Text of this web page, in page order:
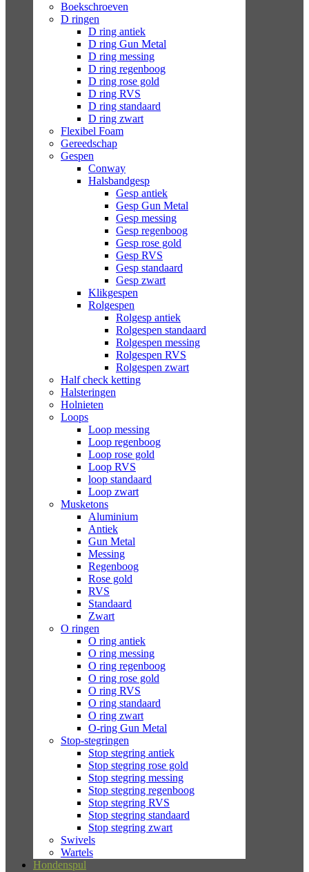
Boekschroeven
D ringen
D ring antiek
D ring Gun Metal
D ring messing
D ring regenboog
D ring rose gold
D ring RVS
D ring standaard
D ring zwart
Flexibel Foam
Gereedschap
Gespen
Conway
Halsbandgesp
Gesp antiek
Gesp Gun Metal
Gesp messing
Gesp regenboog
Gesp rose gold
Gesp RVS
Gesp standaard
Gesp zwart
Klikgespen
Rolgespen
Rolgesp antiek
Rolgespen standaard
Rolgespen messing
Rolgespen RVS
Rolgespen zwart
Half check ketting
Halsteringen
Holnieten
Loops
Loop messing
Loop regenboog
Loop rose gold
Loop RVS
loop standaard
Loop zwart
Musketons
Aluminium
Antiek
Gun Metal
Messing
Regenboog
Rose gold
RVS
Standaard
Zwart
O ringen
O ring antiek
O ring messing
O ring regenboog
O ring rose gold
O ring RVS
O ring standaard
O ring zwart
O-ring Gun Metal
Stop-stegringen
Stop stegring antiek
Stop stegring rose gold
Stop stegring messing
Stop stegring regenboog
Stop stegring RVS
Stop stegring standaard
Stop stegring zwart
Swivels
Wartels
Hondenspul